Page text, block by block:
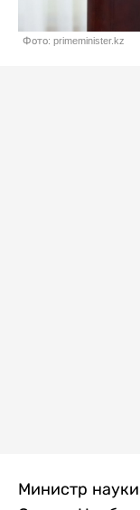
Фото: primeminister.kz
Министр